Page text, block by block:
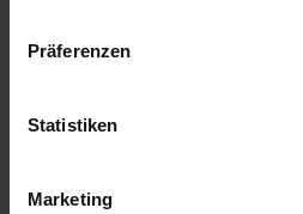
Präferenzen
Statistiken
Marketing